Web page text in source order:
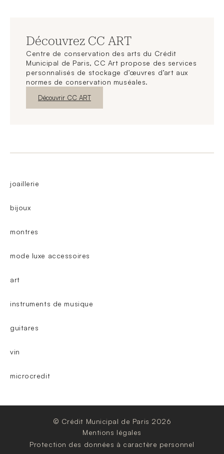
Découvrez CC ART
Centre de conservation des arts du Crédit
Municipal de Paris, CC Art propose des services
personnalisés de stockage d’œuvres d’art aux
normes de conservation muséales.
Nouvelle fenêtre
Découvrir CC ART
joaillerie
bijoux
montres
mode luxe accessoires
art
instruments de musique
guitares
vin
microcredit
© Crédit Municipal de Paris 2026
Mentions légales
Protection des données à caractère personnel